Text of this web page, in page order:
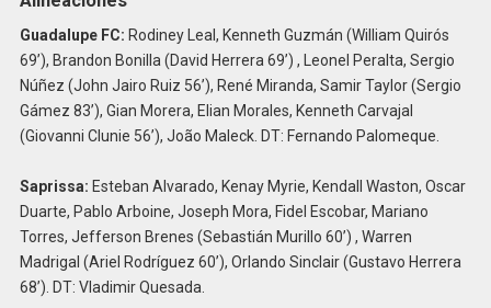
Guadalupe FC: Rodiney Leal, Kenneth Guzmán (William Quirós
69’), Brandon Bonilla (David Herrera 69’) , Leonel Peralta, Sergio
Núñez (John Jairo Ruiz 56’), René Miranda, Samir Taylor (Sergio
Gámez 83’), Gian Morera, Elian Morales, Kenneth Carvajal
(Giovanni Clunie 56’), João Maleck. DT: Fernando Palomeque.
Saprissa: Esteban Alvarado, Kenay Myrie, Kendall Waston, Oscar
Duarte, Pablo Arboine, Joseph Mora, Fidel Escobar, Mariano
Torres, Jefferson Brenes (Sebastián Murillo 60’) , Warren
Madrigal (Ariel Rodríguez 60’), Orlando Sinclair (Gustavo Herrera
68’). DT: Vladimir Quesada.